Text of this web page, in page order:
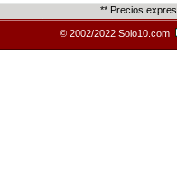
** Precios
© 2002/2022 Solo10.com